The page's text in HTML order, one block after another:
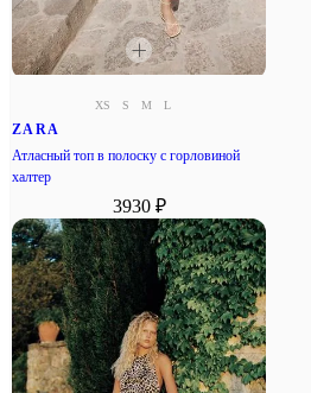
XS S M L
ZARA
Атласный топ в полоску с горловиной
халтер
3930 ₽